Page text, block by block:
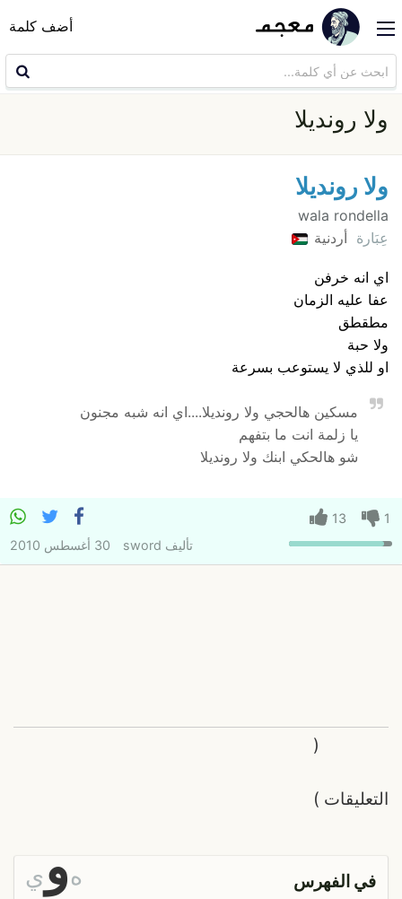
أضف كلمة
ولا رونديلا
ولا رونديلا
wala rondella
عِبَارة أردنية
اي انه خرفن
عفا عليه الزمان
مطقطق
ولا حبة
او للذي لا يستوعب بسرعة
مسكين هالحجي ولا رونديلا....اي انه شبه مجنون
يا زلمة انت ما بتفهم
شو هالحكي ابنك ولا رونديلا
1
13
تأليف sword 30 أغسطس 2010
التعليقات
(
)
في الفهرس هو ي